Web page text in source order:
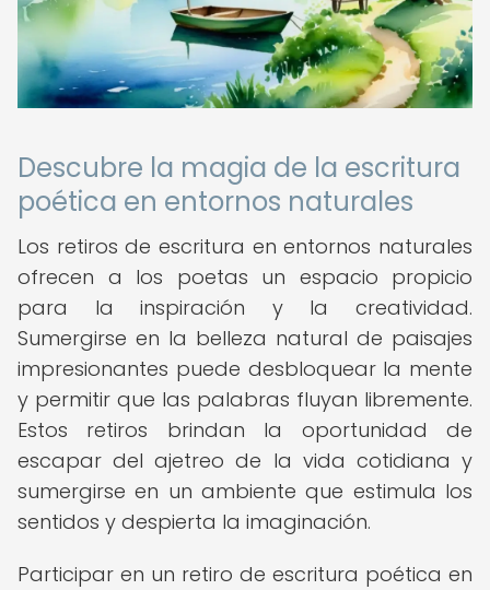
Descubre la magia de la escritura
poética en entornos naturales
Los retiros de escritura en entornos naturales
ofrecen a los poetas un espacio propicio
para la inspiración y la creatividad.
Sumergirse en la belleza natural de paisajes
impresionantes puede desbloquear la mente
y permitir que las palabras fluyan libremente.
Estos retiros brindan la oportunidad de
escapar del ajetreo de la vida cotidiana y
sumergirse en un ambiente que estimula los
sentidos y despierta la imaginación.
Participar en un retiro de escritura poética en